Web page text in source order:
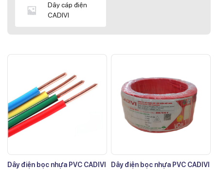
Dây cáp điện
CADIVI
Dây điện bọc nhựa PVC CADIVI
Dây điện bọc nhựa PVC CADIVI